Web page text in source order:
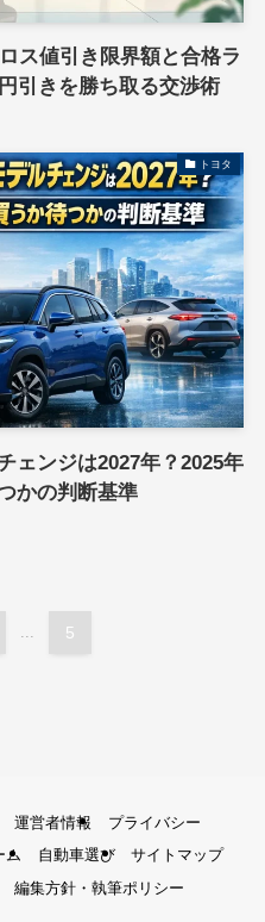
ス値引き限界額と合格ラ
引きを勝ち取る交渉術
トヨタ
ェンジは2027年？2025年
かの判断基準
... 5
運営者情報
プライバシー
ム 自動車選び
サイトマップ
編集方針・執筆ポリシー